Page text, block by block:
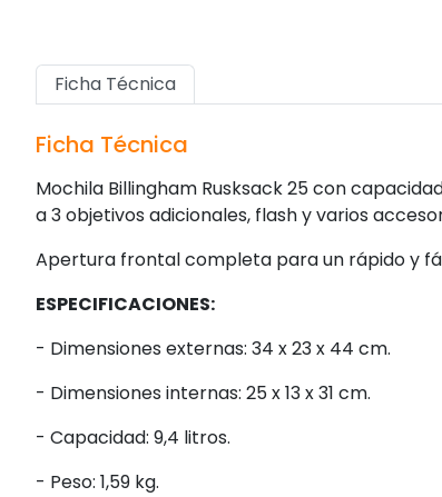
Ficha Técnica
Ficha Técnica
Mochila Billingham Rusksack 25 con
a 3 objetivos adicionales, flash y varios
Apertura frontal completa para un rápido y
ESPECIFICACIONES:
- Dimensiones externas: 34 x 23 x 44 cm.
- Dimensiones internas: 25 x 13 x 31 cm.
- Capacidad: 9,4 litros.
- Peso: 1,59 kg.